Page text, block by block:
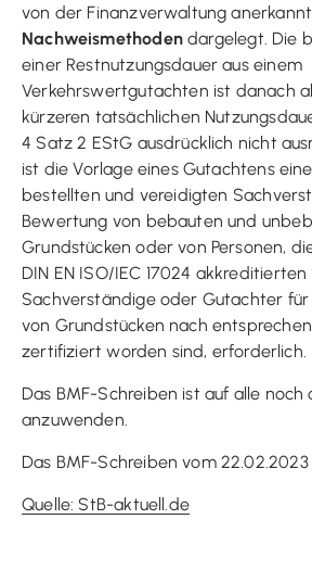
von der Finanzverwaltung
Nachweismethodendargelegt. Die
einer Restnutzungsdauer aus einem
Verkehrswertgutachten ist danach
kürzeren tatsächlichen
4 Satz 2 EStG ausdrücklich nicht
ist die Vorlage eines Gutachtens
bestellten und vereidigten
Bewertung von bebauten und
Grundstücken oder von Personen,
DIN EN ISO/IEC 17024
Sachverständige oder Gutachter
von Grundstücken nach
zertifiziert worden sind, erforderlich.
Das BMF-Schreiben ist auf alle noch
anzuwenden.
Das BMF-Schreiben vom
Quelle: StB-aktuell.de